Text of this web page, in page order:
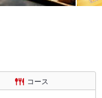
コース